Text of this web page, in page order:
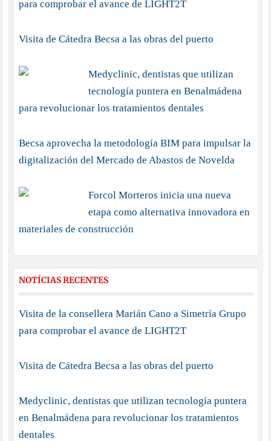
para comprobar el avance de LIGHT2T
Visita de Cátedra Becsa a las obras del puerto
Medyclinic, dentistas que utilizan
tecnología puntera en Benalmádena
para revolucionar los tratamientos dentales
Becsa aprovecha la metodología BIM para impulsar la
digitalización del Mercado de Abastos de Novelda
Forcol Morteros inicia una nueva
etapa como alternativa innovadora en
materiales de construcción
NOTÍCIAS RECENTES
Visita de la consellera Marián Cano a Simetría Grupo
para comprobar el avance de LIGHT2T
Visita de Cátedra Becsa a las obras del puerto
Medyclinic, dentistas que utilizan tecnología puntera
en Benalmádena para revolucionar los tratamientos
dentales